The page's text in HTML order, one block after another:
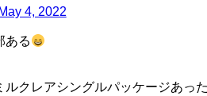
May 4, 2022
ある
クレアシングルパッケージあっ